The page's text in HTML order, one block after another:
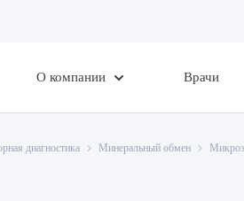
О компании Врачи
диагностика Минеральный обмен